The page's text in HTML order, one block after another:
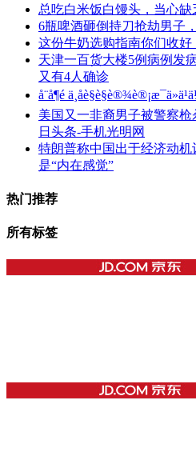
总吃白米饭白馒头，当心
6瓶啤酒砸倒持刀抢劫男子
这份牛奶选购指南你们收好
天津一百货大楼5例病例发
又有4人确诊
å¨å¶é
美国又一非裔男子被警察
日头条-手机光明网
特朗普称中国出于经济动
是“内在感觉”
热门推荐
所有标签